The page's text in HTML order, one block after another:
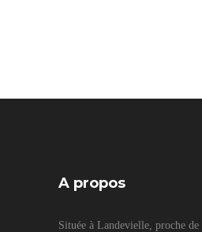
A propos
Située à Landevielle, proche